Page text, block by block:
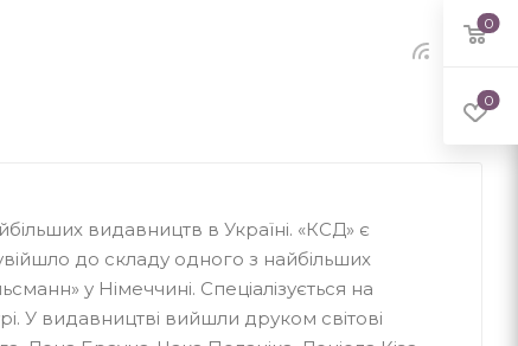
видавництв в Україні. «КСД» є
до складу одного з найбільших
у Німеччині. Спеціалізується на
У видавництві вийшли друком світові
0
0